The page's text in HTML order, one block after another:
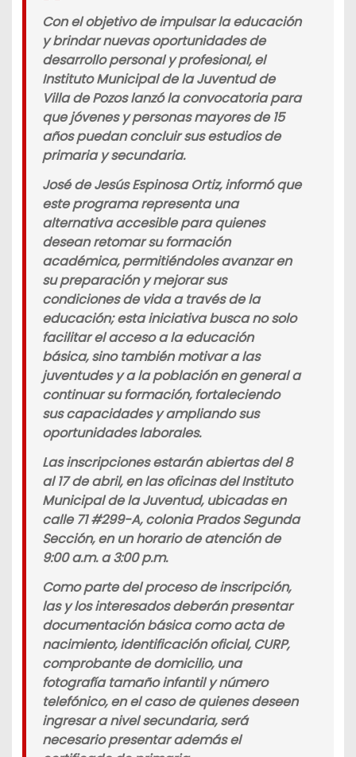
Con el objetivo de impulsar la educación
y brindar nuevas oportunidades de
desarrollo personal y profesional, el
Instituto Municipal de la Juventud de
Villa de Pozos lanzó la convocatoria para
que jóvenes y personas mayores de 15
años puedan concluir sus estudios de
primaria y secundaria.
José de Jesús Espinosa Ortiz, informó que
este programa representa una
alternativa accesible para quienes
desean retomar su formación
académica, permitiéndoles avanzar en
su preparación y mejorar sus
condiciones de vida a través de la
educación; esta iniciativa busca no solo
facilitar el acceso a la educación
básica, sino también motivar a las
juventudes y a la población en general a
continuar su formación, fortaleciendo
sus capacidades y ampliando sus
oportunidades laborales.
Las inscripciones estarán abiertas del 8
al 17 de abril, en las oficinas del Instituto
Municipal de la Juventud, ubicadas en
calle 71 #299-A, colonia Prados Segunda
Sección, en un horario de atención de
9:00 a.m. a 3:00 p.m.
Como parte del proceso de inscripción,
las y los interesados deberán presentar
documentación básica como acta de
nacimiento, identificación oficial, CURP,
comprobante de domicilio, una
fotografía tamaño infantil y número
telefónico, en el caso de quienes deseen
ingresar a nivel secundaria, será
necesario presentar además el